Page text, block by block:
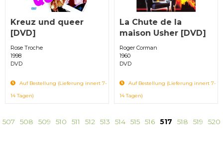
Kreuz und queer
[DVD]
Rose Troche
1998
DVD
Auf Bestellung (Lieferung innert 7-
14 Tagen)
La Chute de la
maison Usher [DVD]
Roger Corman
1960
DVD
Auf Bestellung (Lieferung innert 7-
14 Tagen)
507 508 509 510 511 512 513 514 515 516 517 518 519 520